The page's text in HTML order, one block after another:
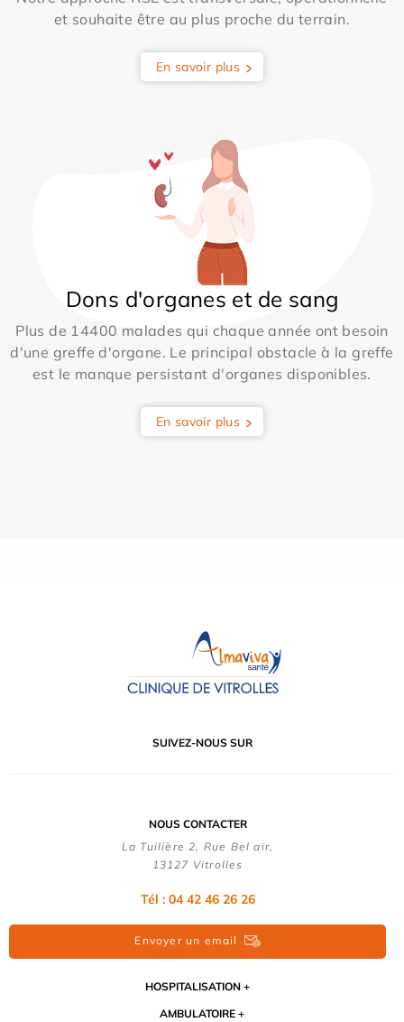
et souhaite être au plus proche du terrain.
En savoir plus
Dons d'organes et de sang
Plus de 14400 malades qui chaque année ont besoin
d'une greffe d'organe. Le principal obstacle à la greffe
est le manque persistant d'organes disponibles.
En savoir plus
SUIVEZ-NOUS SUR
NOUS CONTACTER
La Tuilière 2, Rue Bel air,
13127 Vitrolles
Tél : 04 42 46 26 26
Envoyer un email
HOSPITALISATION
AMBULATOIRE